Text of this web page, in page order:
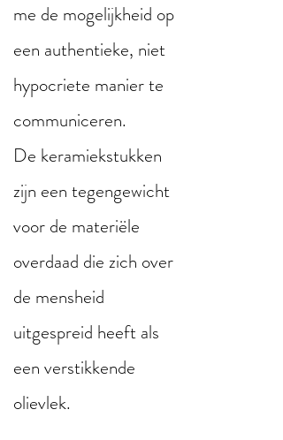
me de mogelijkheid op
een authentieke, niet
hypocriete manier te
communiceren.
De keramiekstukken
zijn een tegengewicht
voor de materiële
overdaad die zich over
de mensheid
uitgespreid heeft als
een verstikkende
olievlek.